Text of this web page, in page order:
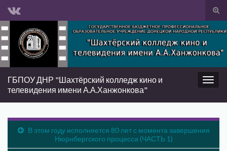
Вкл/
Search for:
Вкл/
ГБПОУ ДНР "Шахтёрский колледж кино и
телевидения имени А.А.Ханжонкова"
В этом году исполняется 80 лет с момента завершения
Нюрнбергского процесса (ЧАСТЬ 1)